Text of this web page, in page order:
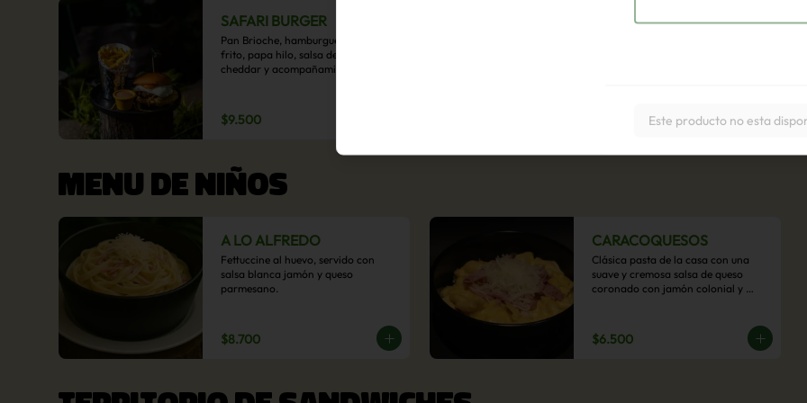
SAFARI BURGER
Pan Brioche, hamburguesa, huevo
frito, papa hilo, salsa de queso
cheddar y acompañamiento de
$9.500
MENU DE NIÑOS
A LO ALFREDO
Fettuccine al huevo, servido con
salsa blanca jamón y queso
parmesano.
$8.700
CARACOQUESOS
Clásica pasta de la casa con una
suave y cremosa salsa de queso
coronado con jamón colonial y
$6.500
Este producto no esta